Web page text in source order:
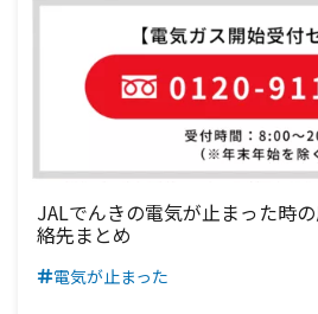
JALでんきの電気が止まった時
絡先まとめ
電気が止まった